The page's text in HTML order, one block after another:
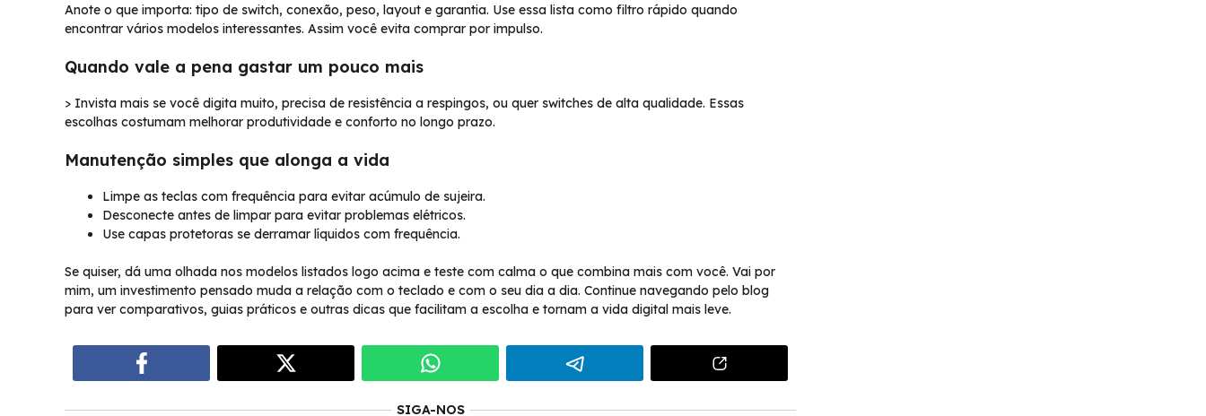
Anote o que importa: tipo de switch, conexão, peso, layout e garantia. Use essa lista como filtro rápido quando
encontrar vários modelos interessantes. Assim você evita comprar por impulso.
Quando vale a pena gastar um pouco mais
> Invista mais se você digita muito, precisa de resistência a respingos, ou quer switches de alta qualidade. Essas
escolhas costumam melhorar produtividade e conforto no longo prazo.
Manutenção simples que alonga a vida
Limpe as teclas com frequência para evitar acúmulo de sujeira.
Desconecte antes de limpar para evitar problemas elétricos.
Use capas protetoras se derramar líquidos com frequência.
Se quiser, dá uma olhada nos modelos listados logo acima e teste com calma o que combina mais com você. Vai por
mim, um investimento pensado muda a relação com o teclado e com o seu dia a dia. Continue navegando pelo blog
para ver comparativos, guias práticos e outras dicas que facilitam a escolha e tornam a vida digital mais leve.
SIGA-NOS